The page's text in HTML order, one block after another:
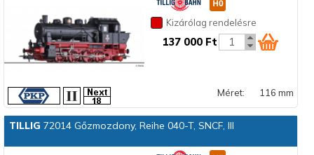
Kizárólag rendelésre
137 000 Ft
Méret: 116 mm
TILLIG 72014 Gőzmozdony, Reihe 040-T, SNCF, III